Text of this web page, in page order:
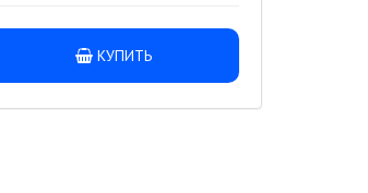
КУПИТЬ